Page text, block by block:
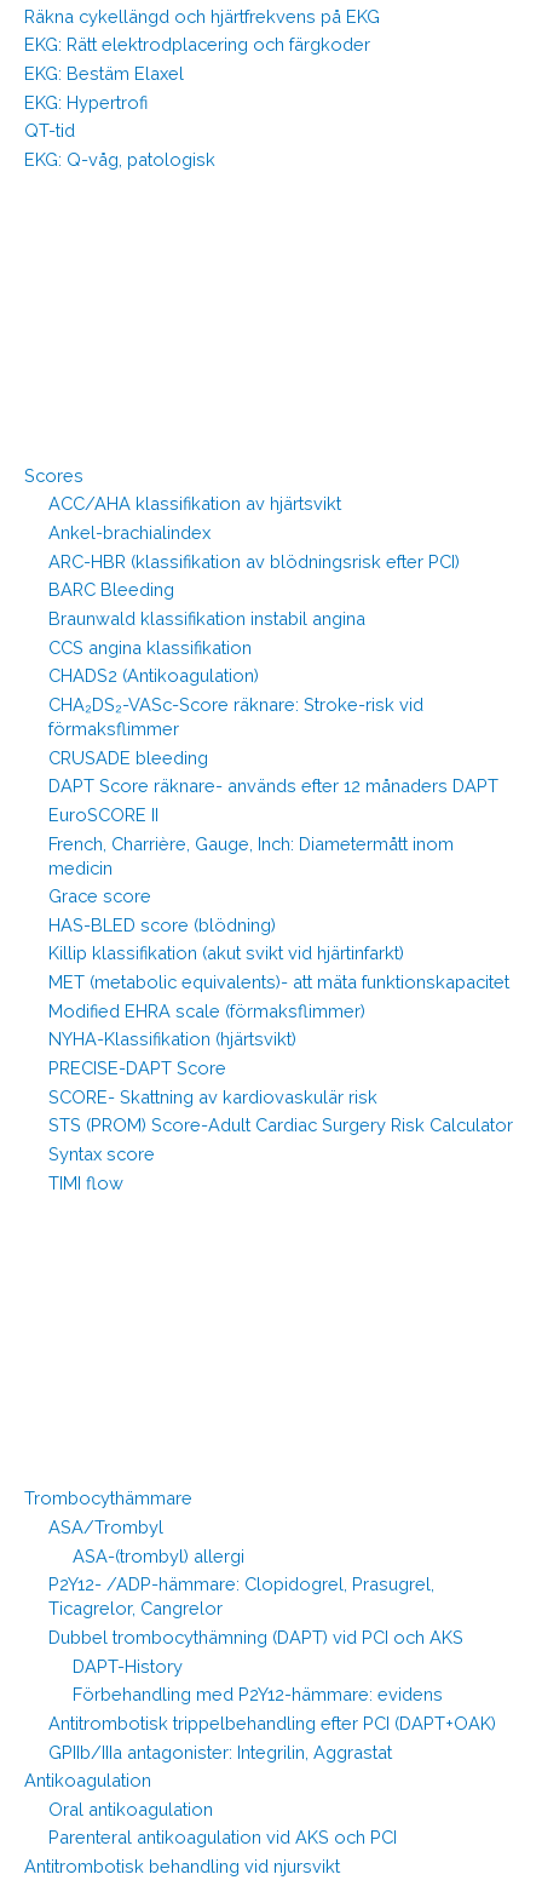
Räkna cykellängd och hjärtfrekvens på EKG
EKG: Rätt elektrodplacering och färgkoder
EKG: Bestäm Elaxel
EKG: Hypertrofi
QT-tid
EKG: Q-våg, patologisk
Scores
ACC/AHA klassifikation av hjärtsvikt
Ankel-brachialindex
ARC-HBR (klassifikation av blödningsrisk efter PCI)
BARC Bleeding
Braunwald klassifikation instabil angina
CCS angina klassifikation
CHADS2 (Antikoagulation)
CHA₂DS₂-VASc-Score räknare: Stroke-risk vid
förmaksflimmer
CRUSADE bleeding
DAPT Score räknare- används efter 12 månaders DAPT
EuroSCORE II
French, Charrière, Gauge, Inch: Diametermått inom
medicin
Grace score
HAS-BLED score (blödning)
Killip klassifikation (akut svikt vid hjärtinfarkt)
MET (metabolic equivalents)- att mäta funktionskapacitet
Modified EHRA scale (förmaksflimmer)
NYHA-Klassifikation (hjärtsvikt)
PRECISE-DAPT Score
SCORE- Skattning av kardiovaskulär risk
STS (PROM) Score-Adult Cardiac Surgery Risk Calculator
Syntax score
TIMI flow
Trombocythämmare
ASA/Trombyl
ASA-(trombyl) allergi
P2Y12- /ADP-hämmare: Clopidogrel, Prasugrel,
Ticagrelor, Cangrelor
Dubbel trombocythämning (DAPT) vid PCI och AKS
DAPT-History
Förbehandling med P2Y12-hämmare: evidens
Antitrombotisk trippelbehandling efter PCI (DAPT+OAK)
GPIIb/IIIa antagonister: Integrilin, Aggrastat
Antikoagulation
Oral antikoagulation
Parenteral antikoagulation vid AKS och PCI
Antitrombotisk behandling vid njursvikt